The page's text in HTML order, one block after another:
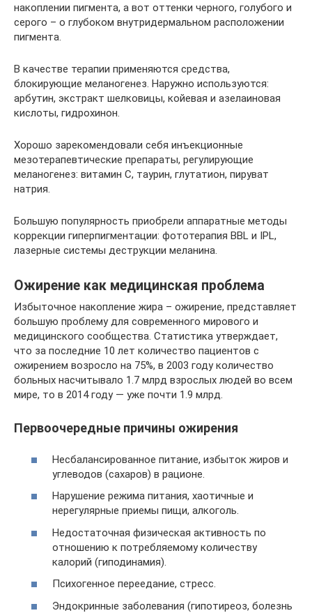
накоплении пигмента, а вот оттенки черного, голубого и
серого – о глубоком внутридермальном расположении
пигмента.
В качестве терапии применяются средства,
блокирующие меланогенез. Наружно используются:
арбутин, экстракт шелковицы, койевая и азелаиновая
кислоты, гидрохинон.
Хорошо зарекомендовали себя инъекционные
мезотерапевтические препараты, регулирующие
меланогенез: витамин С, таурин, глутатион, пируват
натрия.
Большую популярность приобрели аппаратные методы
коррекции гиперпигментации: фототерапия BBL и IPL,
лазерные системы деструкции меланина.
Ожирение как медицинская проблема
Избыточное накопление жира – ожирение, представляет
большую проблему для современного мирового и
медицинского сообщества. Статистика утверждает,
что за последние 10 лет количество пациентов с
ожирением возросло на 75%, в 2003 году количество
больных насчитывало 1.7 млрд взрослых людей во всем
мире, то в 2014 году — уже почти 1.9 млрд.
Первоочередные причины ожирения
Несбалансированное питание, избыток жиров и
углеводов (сахаров) в рационе.
Нарушение режима питания, хаотичные и
нерегулярные приемы пищи, алкоголь.
Недостаточная физическая активность по
отношению к потребляемому количеству
калорий (гиподинамия).
Психогенное переедание, стресс.
Эндокринные заболевания (гипотиреоз, болезнь